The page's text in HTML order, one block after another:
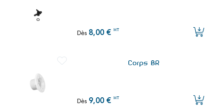
Dès 8,00 € HT
Corps BR
Dès 9,00 € HT